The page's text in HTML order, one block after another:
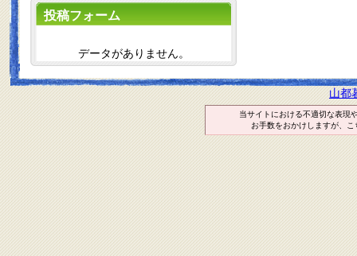
投稿フォーム
データがありません。
山都
当サイトにおける不適切な表現
お手数をおかけしますが、こ